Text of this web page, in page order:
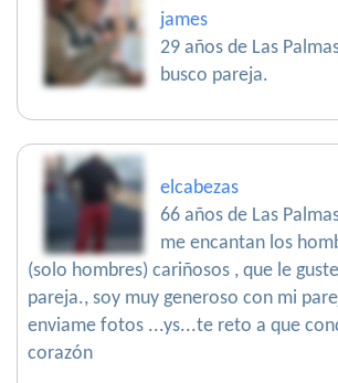
james
29 años de Las
busco pareja.
elcabezas
66 años de Las
me encantan los
(solo hombres) cariñosos , que le
pareja., soy muy generoso con mi
enviame fotos ...ys...te reto a que
corazón